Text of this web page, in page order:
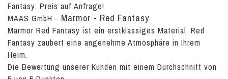
Fantasy: Preis auf Anfrage!
MAAS GmbH - Marmor - Red Fantasy
Marmor Red Fantasy ist ein erstklassiges Material. Red
Fantasy zaubert eine angenehme Atmosphäre in Ihrem
Heim.
Die Bewertung unserer Kunden mit einem Durchschnitt von